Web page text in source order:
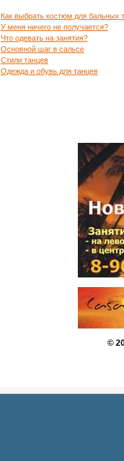
Как выбрать костюм для бальных
У меня ничего не получается?
Что одевать на занятия?
Основной шаг в сальсе
Стили танцев
Одежда и обувь для танцев
©